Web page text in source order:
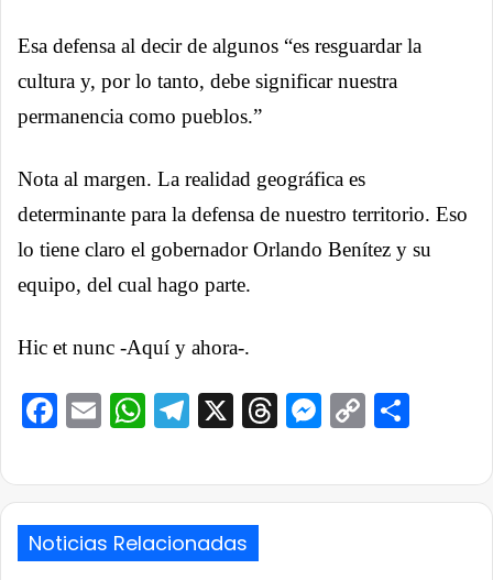
Esa defensa al decir de algunos “es resguardar la
cultura y, por lo tanto, debe significar nuestra
permanencia como pueblos.”
Nota al margen. La realidad geográfica es
determinante para la defensa de nuestro territorio. Eso
lo tiene claro el gobernador Orlando Benítez y su
equipo, del cual hago parte.
Hic et nunc -Aquí y ahora-.
Facebook
EmailWhatsApp
Telegram
X ThreadsCopy
Noticias Relacionadas